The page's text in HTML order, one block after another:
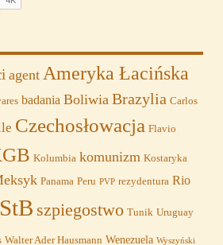
agent Ameryka Łacińska
badania Boliwia Brazylia Carlos
Czechosłowacja Flavio
Kolumbia komunizm Kostaryka
Panama Peru PVP rezydentura Rio
StB szpiegostwo Tunik Uruguay
Walter Ader Hausmann Wenezuela Wyszyński